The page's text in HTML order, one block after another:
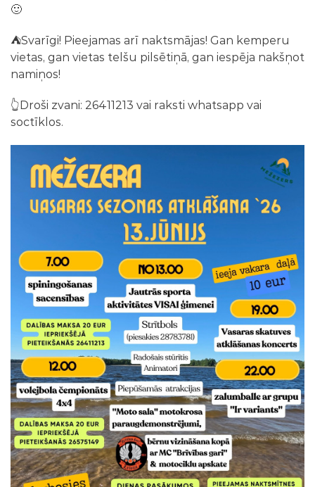
🙂
⛺️Svarīgi! Pieejamas arī naktsmājas! Gan kemperu
vietas, gan vietas telšu pilsētiņā, gan iespēja nakšņot
namiņos!
👆Droši zvani: 26411213 vai raksti whatsapp vai
soctīklos.